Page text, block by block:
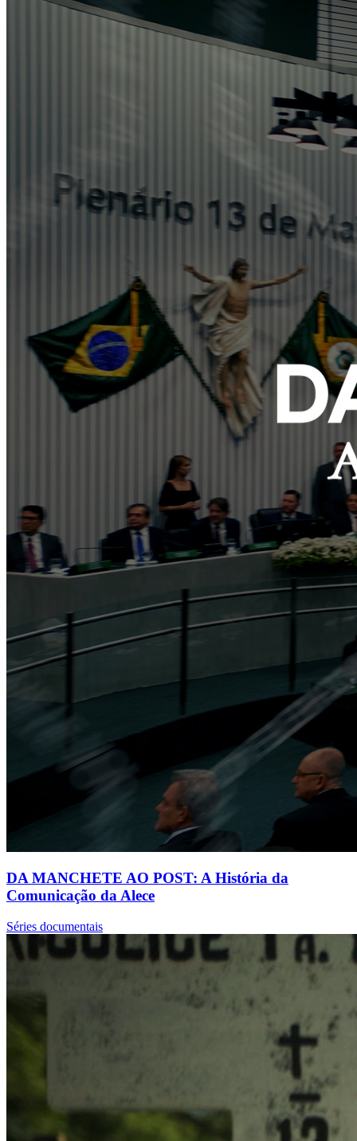
DA MANCHETE AO POST: A História da
Comunicação da Alece
Séries documentais